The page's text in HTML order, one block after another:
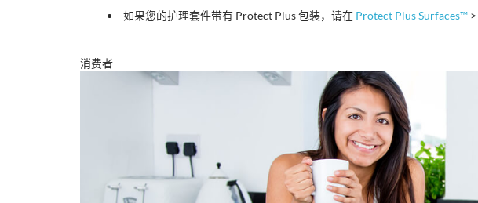
如果您的护理套件带有 Protect Plus 包装，请在 Protect Plus Surfaces™
消费者